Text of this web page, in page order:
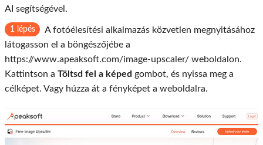
AI segítségével.
1 lépés
A fotóélesítési alkalmazás közvetlen megnyitásához
látogasson el a böngészőjébe a
https://www.apeaksoft.com/image-upscaler/ weboldalon.
Kattintson a Töltsd fel a képed gombot, és nyissa meg a
célképet. Vagy húzza át a fényképet a weboldalra.